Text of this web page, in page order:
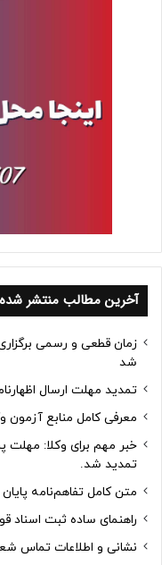
آخرین مطالب منتشر شده
شد
تمدید مهلت ارسال
معرفی کامل منابع آزمون وکالت 1405 کانون‌های
تمدید شد.
متن کامل تفاهم‌نامه
راهنمای ساده ثبت اسناد
نشانی و اطلاعات تماس